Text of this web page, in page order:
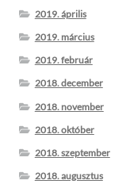
2019. április
2019. március
2019. február
2018. december
2018. november
2018. október
2018. szeptember
2018. augusztus